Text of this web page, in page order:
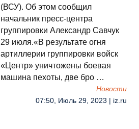
(ВСУ). Об этом сообщил
начальник пресс-центра
группировки Александр Савчук
29 июля.«В результате огня
артиллерии группировки войск
«Центр» уничтожены боевая
машина пехоты, две бро …
Новости
07:50, Июль 29, 2023 | iz.ru